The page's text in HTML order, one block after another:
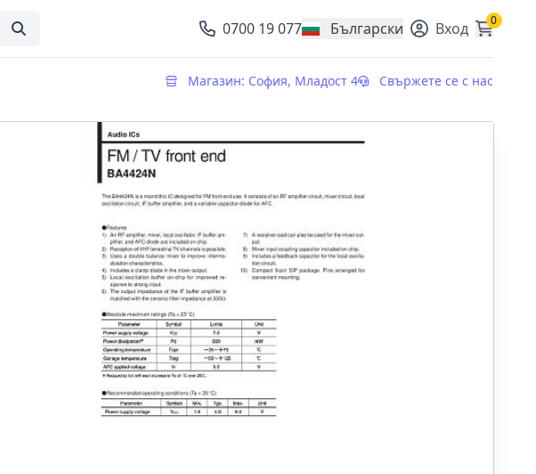
0700 19 077 Български
, change currency Вход 0
Магазин: София, Младост 4 Свържете се с нас